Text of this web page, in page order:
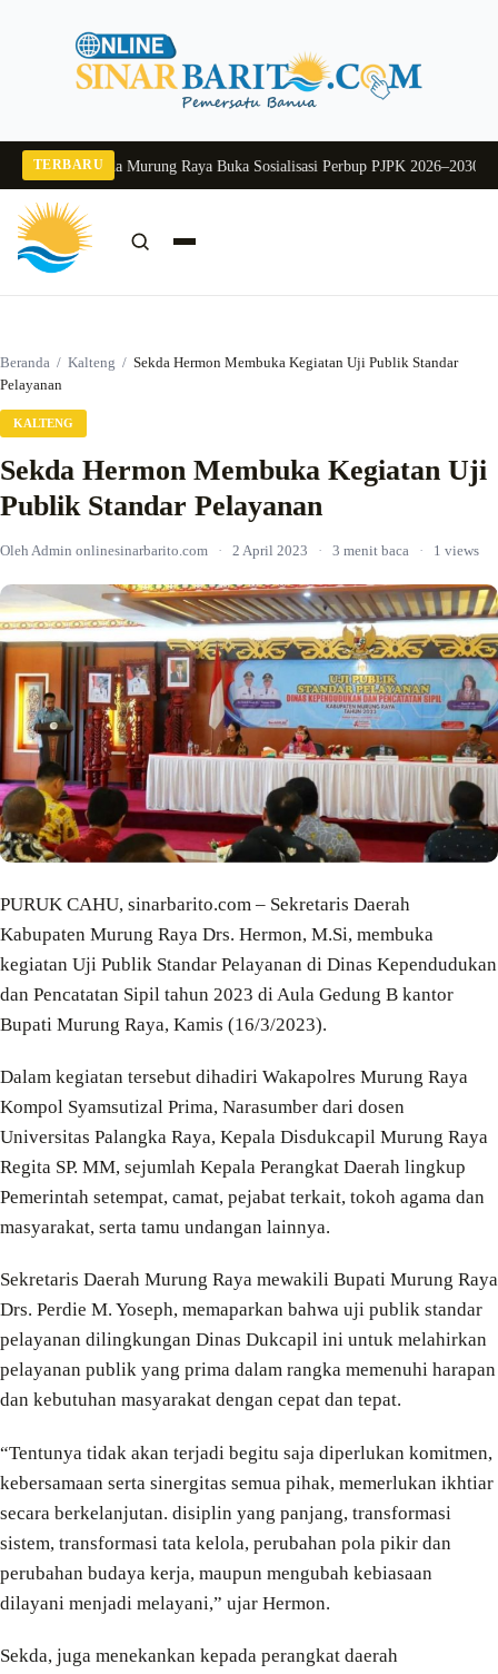
TERBARU
Pj Sekda Murung Raya Buka Sosialisasi Perbup PJPK 2026–2030Dukung
Beranda / Kalteng / Sekda Hermon Membuka Kegiatan Uji Publik Standar
Pelayanan
KALTENG
Sekda Hermon Membuka Kegiatan Uji
Publik Standar Pelayanan
Oleh Admin onlinesinarbarito.com · 2 April 2023 · 3 menit baca · 1 views
PURUK CAHU, sinarbarito.com – Sekretaris Daerah
Kabupaten Murung Raya Drs. Hermon, M.Si, membuka
kegiatan Uji Publik Standar Pelayanan di Dinas Kependudukan
dan Pencatatan Sipil tahun 2023 di Aula Gedung B kantor
Bupati Murung Raya, Kamis (16/3/2023).
Dalam kegiatan tersebut dihadiri Wakapolres Murung Raya
Kompol Syamsutizal Prima, Narasumber dari dosen
Universitas Palangka Raya, Kepala Disdukcapil Murung Raya
Regita SP. MM, sejumlah Kepala Perangkat Daerah lingkup
Pemerintah setempat, camat, pejabat terkait, tokoh agama dan
masyarakat, serta tamu undangan lainnya.
Sekretaris Daerah Murung Raya mewakili Bupati Murung Raya
Drs. Perdie M. Yoseph, memaparkan bahwa uji publik standar
pelayanan dilingkungan Dinas Dukcapil ini untuk melahirkan
pelayanan publik yang prima dalam rangka memenuhi harapan
dan kebutuhan masyarakat dengan cepat dan tepat.
“Tentunya tidak akan terjadi begitu saja diperlukan komitmen,
kebersamaan serta sinergitas semua pihak, memerlukan ikhtiar
secara berkelanjutan. disiplin yang panjang, transformasi
sistem, transformasi tata kelola, perubahan pola pikir dan
perubahan budaya kerja, maupun mengubah kebiasaan
dilayani menjadi melayani,” ujar Hermon.
Sekda, juga menekankan kepada perangkat daerah